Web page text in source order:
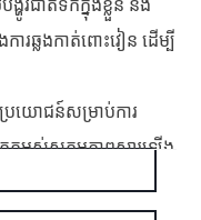
ង្ហូរជាតិទឹកក្នុងខ្លួន និង
ារឆ្លងកាត់ពោះវៀន ដើម្បី
ប្រយោជន៍សម្រាប់ការ
កម្ពស់សកម្មភាពស្តារឡើង
ម្ម។